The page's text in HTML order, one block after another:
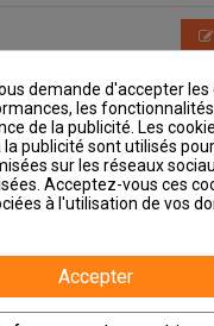
demande d'accepter les
les
de la publicité. Les
la publicité sont utilisés
sur les réseaux
Acceptez-vous ces
à l'utilisation de vos
Accepter